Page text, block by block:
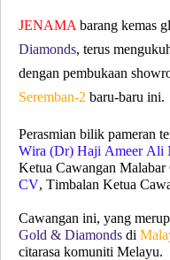
JENAMA barang kemas
Diamonds, terus
dengan pembukaan
Seremban-2 baru-baru ini.
Perasmian bilik pameran
Wira (Dr) Haji Ameer Ali
Ketua Cawangan
CV, Timbalan Ketua
Cawangan ini, yang
Gold & Diamonds di
citarasa komuniti Melayu.